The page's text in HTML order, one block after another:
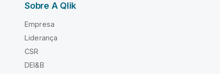
Sobre A Qlik
Empresa
Liderança
CSR
DEI&B